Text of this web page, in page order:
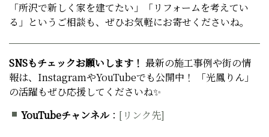
「所沢で新しく家を建てたい」「リフォームを考えてい
る」というご相談も、ぜひお気軽にお寄せくださいね。
SNSもチェックお願いします！ 最新の施工事例や街の情
報は、InstagramやYouTubeでも公開中！ 「光鳳りん」
の活躍もぜひ応援してくださいね✨
YouTubeチャンネル ： [リンク先]